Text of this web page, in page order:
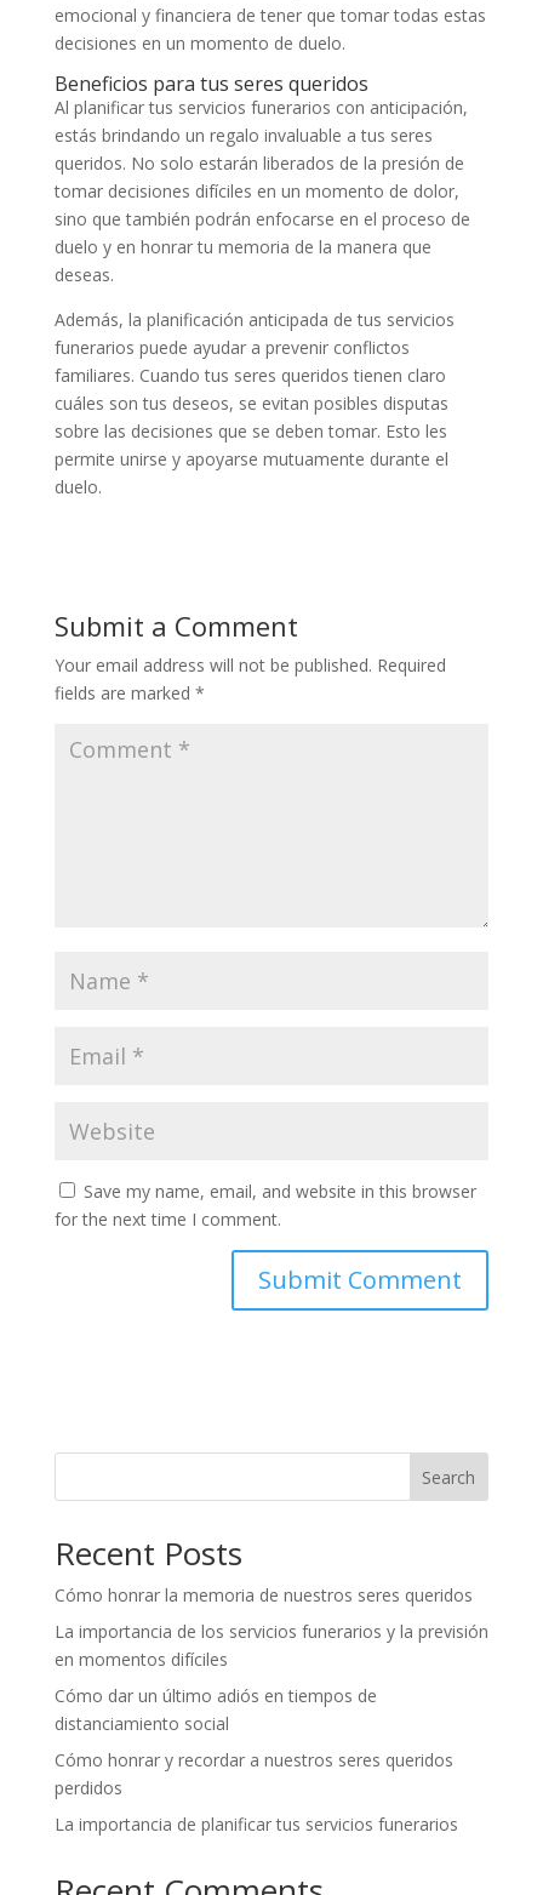
emocional y financiera de tener que tomar todas estas
decisiones en un momento de duelo.
Beneficios para tus seres queridos
Al planificar tus servicios funerarios con anticipación,
estás brindando un regalo invaluable a tus seres
queridos. No solo estarán liberados de la presión de
tomar decisiones difíciles en un momento de dolor,
sino que también podrán enfocarse en el proceso de
duelo y en honrar tu memoria de la manera que
deseas.
Además, la planificación anticipada de tus servicios
funerarios puede ayudar a prevenir conflictos
familiares. Cuando tus seres queridos tienen claro
cuáles son tus deseos, se evitan posibles disputas
sobre las decisiones que se deben tomar. Esto les
permite unirse y apoyarse mutuamente durante el
duelo.
Submit a Comment
Your email address will not be published. Required
fields are marked *
Save my name, email, and website in this browser
for the next time I comment.
Search
Recent Posts
Cómo honrar la memoria de nuestros seres queridos
La importancia de los servicios funerarios y la previsión
en momentos difíciles
Cómo dar un último adiós en tiempos de
distanciamiento social
Cómo honrar y recordar a nuestros seres queridos
perdidos
La importancia de planificar tus servicios funerarios